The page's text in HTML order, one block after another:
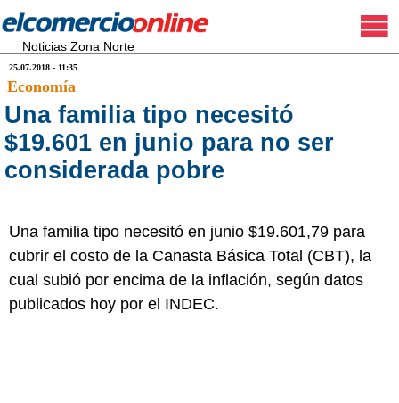
Noticias Zona Norte
25.07.2018 - 11:35
Economía
Una familia tipo necesitó
$19.601 en junio para no ser
considerada pobre
Una familia tipo necesitó en junio $19.601,79 para
cubrir el costo de la Canasta Básica Total (CBT), la
cual subió por encima de la inflación, según datos
publicados hoy por el INDEC.